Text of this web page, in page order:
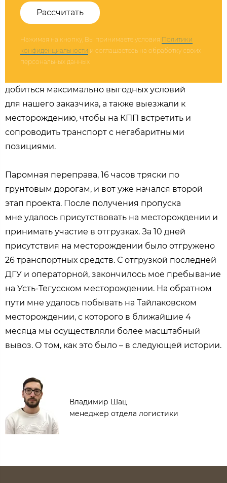
Рассчитать
Нажимая на кнопку, Вы принимаете условия Политики
конфиденциальности и соглашаетесь на обработку своих
персональных данных
добиться максимально выгодных условий
для нашего заказчика, а также выезжали к
месторождению, чтобы на КПП встретить и
сопроводить транспорт с негабаритными
позициями.
Паромная переправа, 16 часов тряски по
грунтовым дорогам, и вот уже начался второй
этап проекта. После получения пропуска
мне удалось присутствовать на месторождении и
принимать участие в отгрузках. За 10 дней
присутствия на месторождении было отгружено
26 транспортных средств. С отгрузкой последней
ДГУ и операторной, закончилось мое пребывание
на Усть-Тегусском месторождении. На обратном
пути мне удалось побывать на Тайлаковском
месторождении, с которого в ближайшие 4
месяца мы осуществляли более масштабный
вывоз. О том, как это было – в следующей истории.
Владимир Шац
менеджер отдела логистики